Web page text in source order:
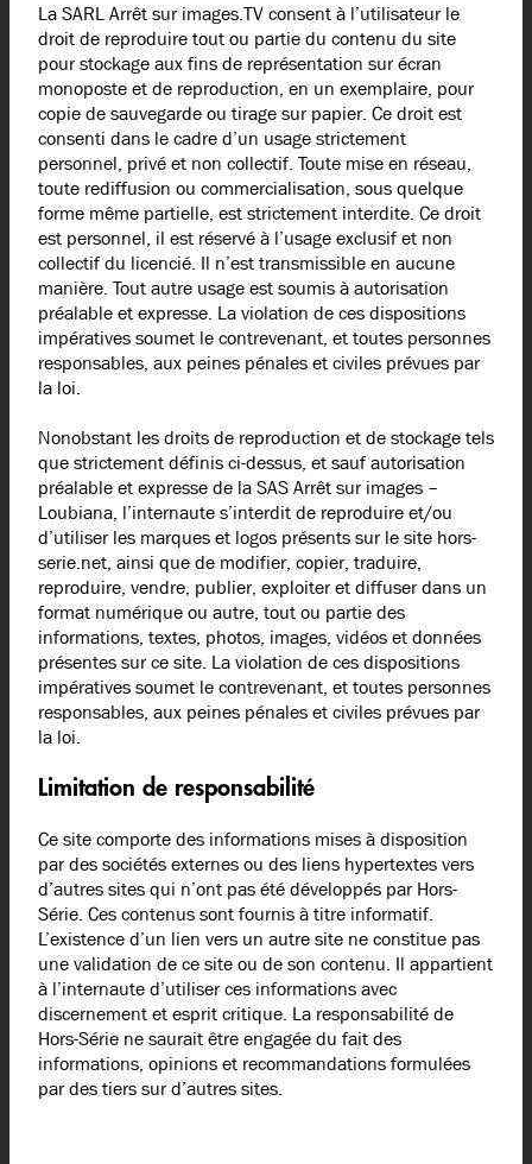
La SARL Arrêt sur images.TV consent à l’utilisateur le
droit de reproduire tout ou partie du contenu du site
pour stockage aux fins de représentation sur écran
monoposte et de reproduction, en un exemplaire, pour
copie de sauvegarde ou tirage sur papier. Ce droit est
consenti dans le cadre d’un usage strictement
personnel, privé et non collectif. Toute mise en réseau,
toute rediffusion ou commercialisation, sous quelque
forme même partielle, est strictement interdite. Ce droit
est personnel, il est réservé à l’usage exclusif et non
collectif du licencié. Il n’est transmissible en aucune
manière. Tout autre usage est soumis à autorisation
préalable et expresse. La violation de ces dispositions
impératives soumet le contrevenant, et toutes personnes
responsables, aux peines pénales et civiles prévues par
la loi.
Nonobstant les droits de reproduction et de stockage tels
que strictement définis ci-dessus, et sauf autorisation
préalable et expresse de la SAS Arrêt sur images –
Loubiana, l’internaute s’interdit de reproduire et/ou
d’utiliser les marques et logos présents sur le site hors-
serie.net, ainsi que de modifier, copier, traduire,
reproduire, vendre, publier, exploiter et diffuser dans un
format numérique ou autre, tout ou partie des
informations, textes, photos, images, vidéos et données
présentes sur ce site. La violation de ces dispositions
impératives soumet le contrevenant, et toutes personnes
responsables, aux peines pénales et civiles prévues par
la loi.
Limitation de responsabilité
Ce site comporte des informations mises à disposition
par des sociétés externes ou des liens hypertextes vers
d’autres sites qui n’ont pas été développés par Hors-
Série. Ces contenus sont fournis à titre informatif.
L’existence d’un lien vers un autre site ne constitue pas
une validation de ce site ou de son contenu. Il appartient
à l’internaute d’utiliser ces informations avec
discernement et esprit critique. La responsabilité de
Hors-Série ne saurait être engagée du fait des
informations, opinions et recommandations formulées
par des tiers sur d’autres sites.